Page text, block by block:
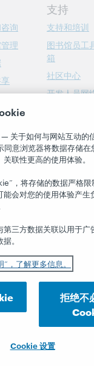
询
理
和服务
网络
支持
支持和培训
图书馆员工
箱
社区中心
开发人员网
博客
Next 博客
Hanging
Together
Leadership
OCLC, Inc. 及其附
认证
关于如何与网站互动的
意浏览器将数据存储在
联性更高的使用体验。
，将存储的数据严格
能会对您的使用体验产生
三方数据关联以用于广
。
，了解更多信息。
拒绝不
Cookie 设置